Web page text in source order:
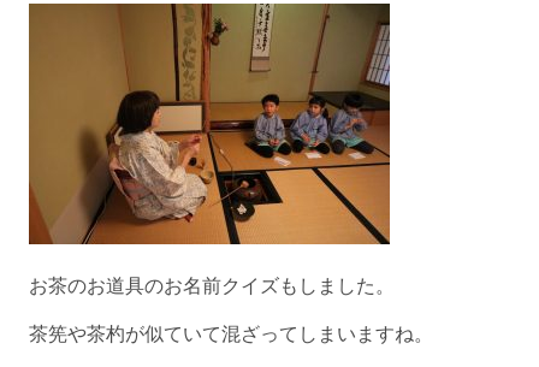
お茶のお道具のお名前クイズもしました。
茶筅や茶杓が似ていて混ざってしまいますね。